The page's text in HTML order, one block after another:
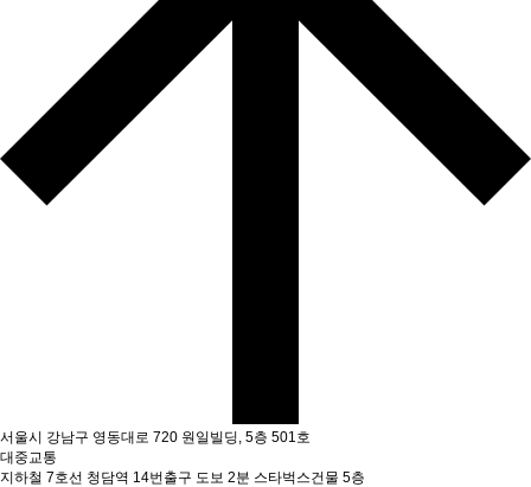
서울시 강남구 영동대로 720 원일빌딩, 5층 501호
대중교통
지하철 7호선 청담역 14번출구 도보 2분 스타벅스건물 5층